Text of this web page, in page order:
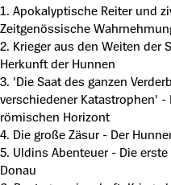
1. Apokalyptische Reiter und
Zeitgenössische
2. Krieger aus den Weiten der
Herkunft der Hunnen
3. 'Die Saat des ganzen
verschiedener Katastrophen'
römischen Horizont
4. Die große Zäsur - Der
5. Uldins Abenteuer - Die
Donau